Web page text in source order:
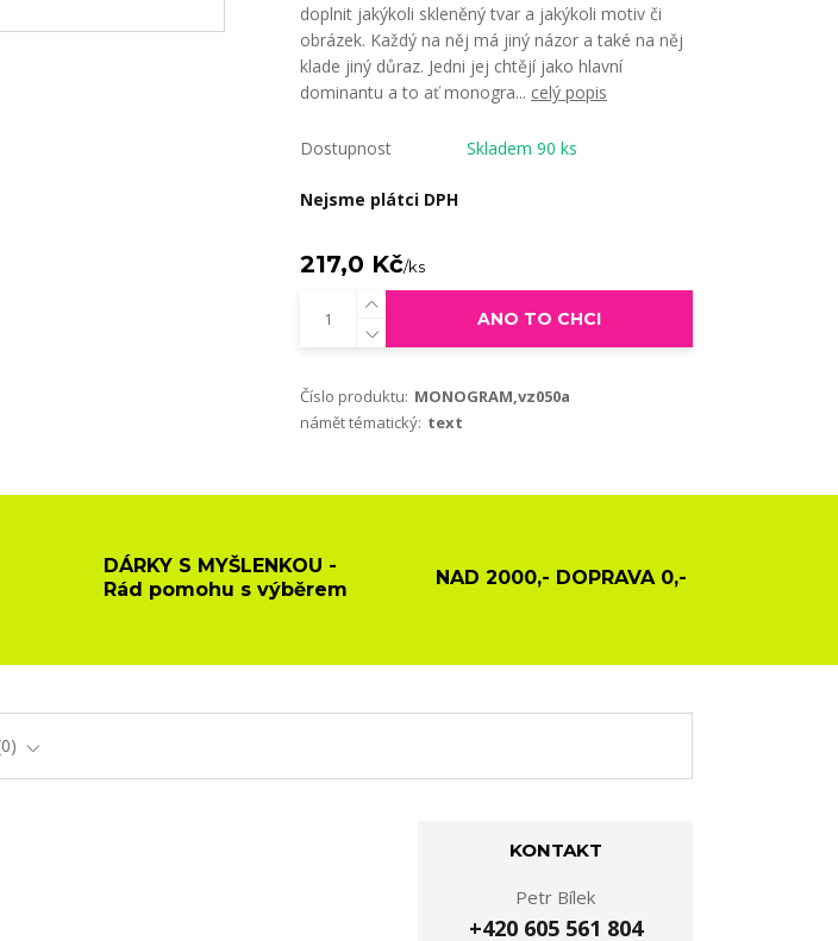
doplnit jakýkoli skleněný tvar a jakýkoli motiv či
obrázek. Každý na něj má jiný názor a také na něj
klade jiný důraz. Jedni jej chtějí jako hlavní
dominantu a to ať monogra... celý popis
Dostupnost Skladem 90 ks
Nejsme plátci DPH
217,0 Kč/ks
ANO TO CHCI
Číslo produktu: MONOGRAM,vz050a
námět tématický: text
DÁRKY S MYŠLENKOU -
Rád pomohu s výběrem
NAD 2000,- DOPRAVA 0,-
0
KONTAKT
Petr Bílek
+420 605 561 804